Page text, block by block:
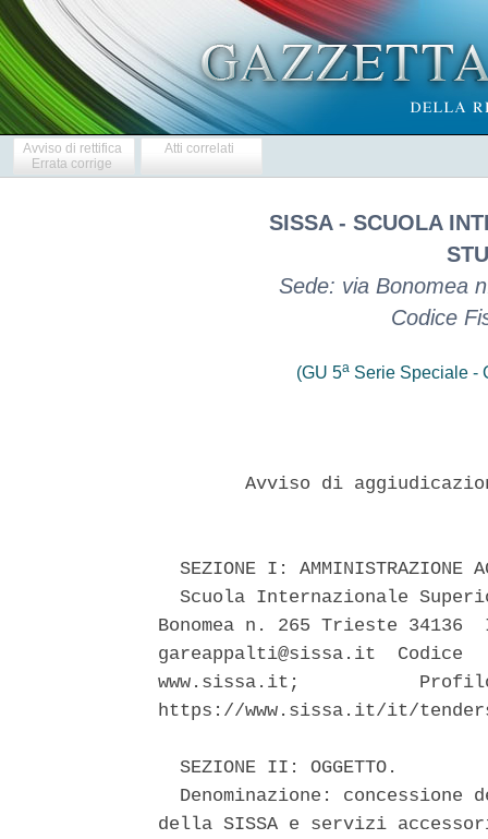
Avviso di rettifica
Errata corrige
Atti correlati
SISSA - SCUOLA
Sede: via Bonomea
Codice
(GU 5a Serie Speciale -
Avviso di
SEZIONE I: AMMINISTRAZIONE
Scuola Internazionale
Bonomea n. 265 Trieste
gareappalti@sissa.it
www.sissa.it;
https://www.sissa.it/it/
  SEZIONE II: OGGETTO.
Denominazione: concessione
della SISSA e servizi